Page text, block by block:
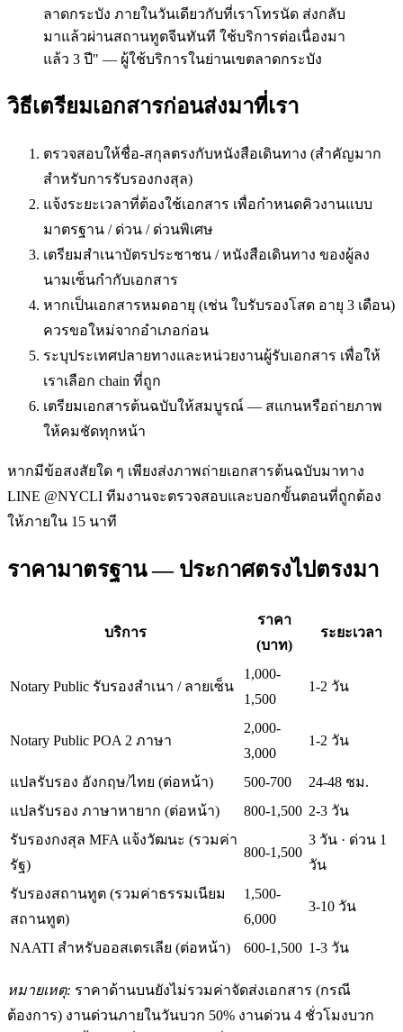
ลาดกระบัง ภายในวันเดียวกับที่เราโทรนัด ส่งกลับ
มาแล้วผ่านสถานทูตจีนทันที ใช้บริการต่อเนื่องมา
แล้ว 3 ปี" — ผู้ใช้บริการในย่านเขตลาดกระบัง
วิธีเตรียมเอกสารก่อนส่งมาที่เรา
ตรวจสอบให้ชื่อ-สกุลตรงกับหนังสือเดินทาง (สำคัญมาก
สำหรับการรับรองกงสุล)
แจ้งระยะเวลาที่ต้องใช้เอกสาร เพื่อกำหนดคิวงานแบบ
มาตรฐาน / ด่วน / ด่วนพิเศษ
เตรียมสำเนาบัตรประชาชน / หนังสือเดินทาง ของผู้ลง
นามเซ็นกำกับเอกสาร
หากเป็นเอกสารหมดอายุ (เช่น ใบรับรองโสด อายุ 3 เดือน)
ควรขอใหม่จากอำเภอก่อน
ระบุประเทศปลายทางและหน่วยงานผู้รับเอกสาร เพื่อให้
เราเลือก chain ที่ถูก
เตรียมเอกสารต้นฉบับให้สมบูรณ์ — สแกนหรือถ่ายภาพ
ให้คมชัดทุกหน้า
หากมีข้อสงสัยใด ๆ เพียงส่งภาพถ่ายเอกสารต้นฉบับมาทาง
LINE @NYCLI ทีมงานจะตรวจสอบและบอกขั้นตอนที่ถูกต้อง
ให้ภายใน 15 นาที
ราคามาตรฐาน — ประกาศตรงไปตรงมา
บริการ
ราคา
(บาท)
ระยะเวลา
Notary Public รับรองสำเนา / ลายเซ็น
1,000-
1,500
1-2 วัน
Notary Public POA 2 ภาษา
2,000-
3,000
1-2 วัน
แปลรับรอง อังกฤษ/ไทย (ต่อหน้า) 500-700
24-48 ชม.
แปลรับรอง ภาษาหายาก (ต่อหน้า)
800-1,500 2-3 วัน
รับรองกงสุล MFA แจ้งวัฒนะ (รวมค่า
รัฐ)
800-1,500
3 วัน · ด่วน 1
วัน
รับรองสถานทูต (รวมค่าธรรมเนียม
สถานทูต)
1,500-
6,000
3-10 วัน
NAATI สำหรับออสเตรเลีย (ต่อหน้า) 600-1,500 1-3 วัน
หมายเหตุ: ราคาด้านบนยังไม่รวมค่าจัดส่งเอกสาร (กรณี
ต้องการ) งานด่วนภายในวันบวก 50% งานด่วน 4 ชั่วโมงบวก